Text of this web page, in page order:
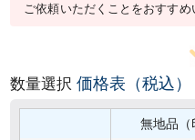
ご依頼いただくことをおすすめ
数量選択価格表（税込）
無地品（